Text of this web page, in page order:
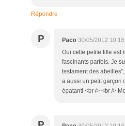
Répondre
P Paco 30/05/2012 10:16
Oui cette petite fille est
fascinants parfois. Je
testament des
a aussi un petit garçon
épatant! <br /> <br />